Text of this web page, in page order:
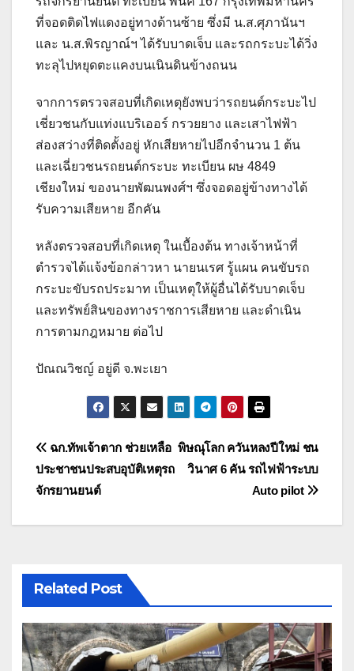
ที่จอดติดไฟแดงอยู่ทางด้านซ้าย ซึ่งมี น.ส.ศุภานันฯ
และ น.ส.พิรญาณ์ฯ ได้รับบาดเจ็บ และรถกระบะได้วิ่ง
ทะลุไปหยุดตะแคงบนเนินดินข้างถนน
จากการตรวจสอบที่เกิดเหตุยังพบว่ารถยนต์กระบะไป
เชี่ยวชนกับแท่งแบริเออร์ กรวยยาง และเสาไฟฟ้า
ส่องสว่างที่ติดตั้งอยู่ หักเสียหายไปอีกจำนวน 1 ต้น
และเฉี่ยวชนรถยนต์กระบะ ทะเบียน ผษ 4849
เชียงใหม่ ของนายพัฒนพงศ์ฯ ซึ่งจอดอยู่ข้างทางได้
รับความเสียหาย อีกคัน
หลังตรวจสอบที่เกิดเหตุ ในเบื้องต้น ทางเจ้าหน้าที่
ตำรวจได้แจ้งข้อกล่าวหา นายนเรศ รู้แผน คนขับรถ
กระบะขับรถประมาท เป็นเหตุให้ผู้อื่นได้รับบาดเจ็บ
และทรัพย์สินของทางราชการเสียหาย และดำเนิน
การตามกฎหมาย ต่อไป
ปัณณวิชญ์ อยู่ดี จ.พะเยา
แนะแนว
เรื่อง
พิษณุโลก ควันหลงปีใหม่ ชน
วินาศ 6 คัน รถไฟฟ้าระบบ
Auto pilot
ฉก.ทัพเจ้าตาก ช่วยเหลือ
ประชาชนประสบอุบัติเหตุรถ
จักรยานยนต์
Related Post